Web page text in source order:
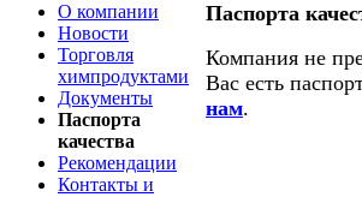
О компании
Новости
Торговля
химпродуктами
Документы
Паспорта
качества
Рекомендации
Контакты и
Паспорта
Компания не
Вас есть
нам.